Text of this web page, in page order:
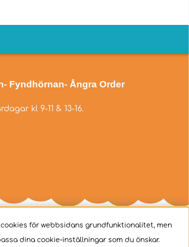
- Fyndhörnan- Ångra Order
kl 9-11 & 13-16.
för webbsidans grundfunktionalitet, men
dina cookie-inställningar som du önskar.